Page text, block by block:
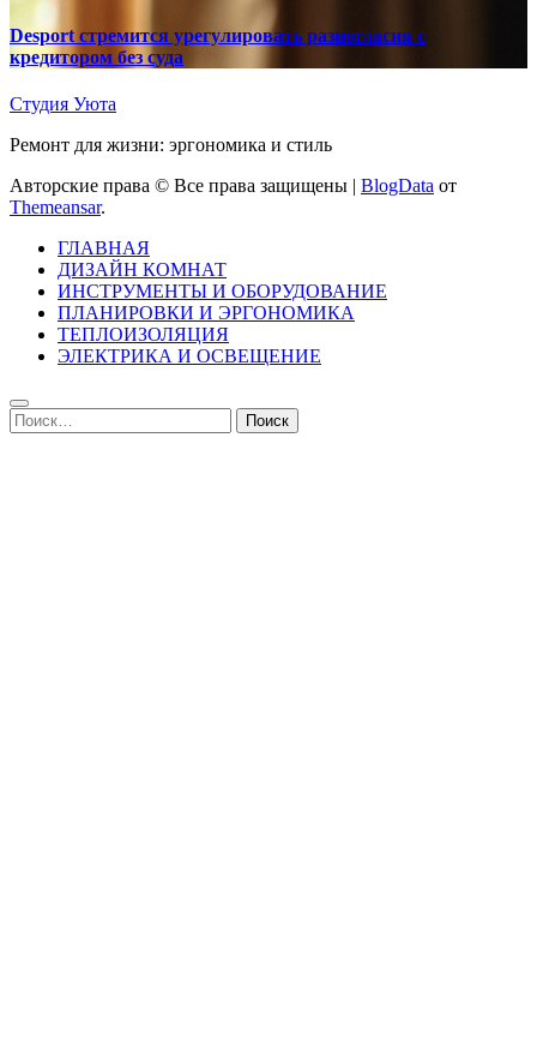
Desport стремится урегулировать разногласия с
кредитором без суда
Студия Уюта
Ремонт для жизни: эргономика и стиль
Авторские права © Все права защищены | BlogData от
Themeansar.
ГЛАВНАЯ
ДИЗАЙН КОМНАТ
ИНСТРУМЕНТЫ И ОБОРУДОВАНИЕ
ПЛАНИРОВКИ И ЭРГОНОМИКА
ТЕПЛОИЗОЛЯЦИЯ
ЭЛЕКТРИКА И ОСВЕЩЕНИЕ
Найти: